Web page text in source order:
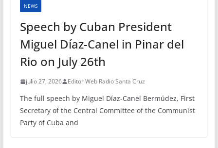
NEWS
Speech by Cuban President
Miguel Díaz-Canel in Pinar del
Rio on July 26th
julio 27, 2026 Editor Web Radio Santa Cruz
The full speech by Miguel Díaz-Canel Bermúdez, First
Secretary of the Central Committee of the Communist
Party of Cuba and